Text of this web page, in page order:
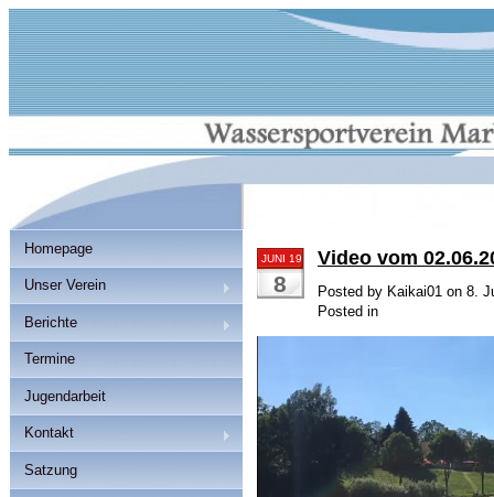
Homepage
Unser Verein
Berichte
Termine
Jugendarbeit
Kontakt
Satzung
JUNI 19
8
Video vom
Posted by Kaikai01 on 8.
Posted in